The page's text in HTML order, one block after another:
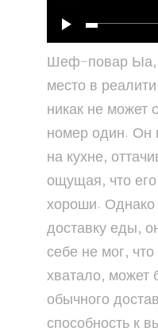
Шеф-повар Ыа,
место в
никак не
номер один. Он
на кухне,
ощущая, что
хороши.
доставку еды,
себе не мог,
хватало, может
обычного
способность к